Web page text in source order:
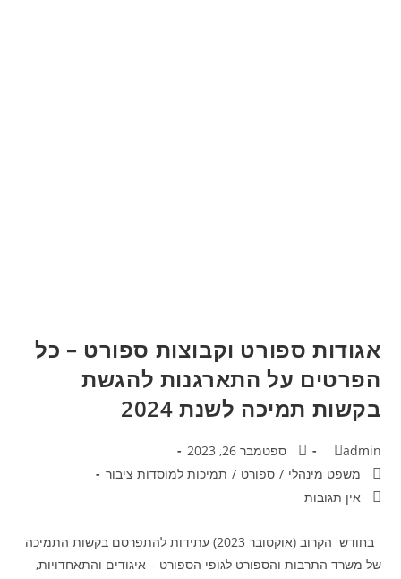
אגודות ספורט וקבוצות ספורט – כל
הפרטים על התארגנות להגשת
בקשות תמיכה לשנת 2024
admin
ספטמבר 26, 2023
משפט מינהלי / ספורט / תמיכות למוסדות ציבור
אין תגובות
בחודש הקרוב (אוקטובר 2023) עתידות להתפרסם בקשות התמיכה
של משרד התרבות והספורט לגופי הספורט – איגודים והתאחדויות,